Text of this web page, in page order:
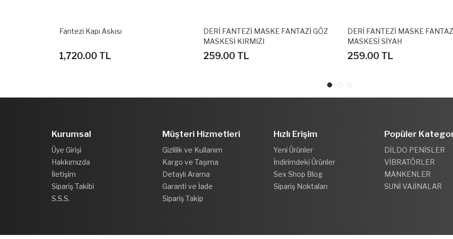
DERİ FANTEZİ MASKE FANTAZİ GÖZ
259.00 TL
DERİ FANTEZİ MASKE FANTAZİ GÖZ
MASKESİ SİYAH
259.00 TL
DERİ FANTEZİ MASKE
MASKESİ PEMBE
259.00 TL
Kurumsal
Üye Girişi
Hakkımızda
İletişim
Sipariş Takibi
S.S.S.
Müşteri Hizmetleri
Gizlilik ve Kullanım
Kargo ve Taşıma
Detaylı Arama
Garanti ve İade
Sipariş Takip
Hızlı Erişim
Yeni Ürünler
İndirimdeki Ürünler
Sex Shop Blog
Sipariş Noktaları
Popüler
DİLDO PENİSLER
VİBRATÖRLER
MANKENLER
SUNİ VAJİNALAR